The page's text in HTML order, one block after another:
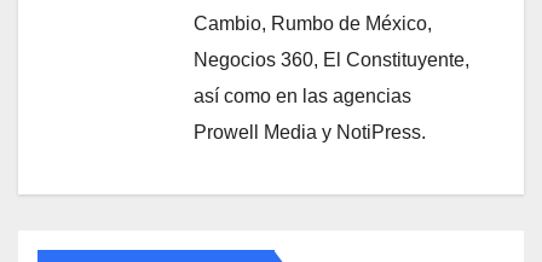
Cambio, Rumbo de México,
Negocios 360, El Constituyente,
así como en las agencias
Prowell Media y NotiPress.